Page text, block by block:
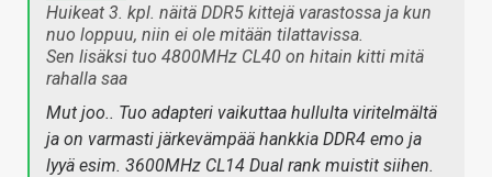
Huikeat 3. kpl. näitä DDR5 kittejä varastossa ja kun
nuo loppuu, niin ei ole mitään tilattavissa.
Sen lisäksi tuo 4800MHz CL40 on hitain kitti mitä
rahalla saa
Mut joo.. Tuo adapteri vaikuttaa hullulta viritelmältä
ja on varmasti järkevämpää hankkia DDR4 emo ja
lyyä esim. 3600MHz CL14 Dual rank muistit siihen.